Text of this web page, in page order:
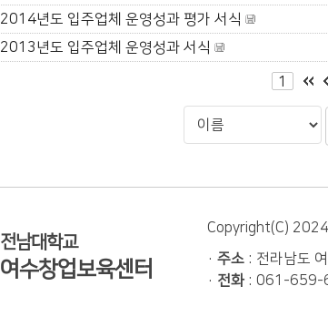
2014년도 입주업체 운영성과 평가 서식
2013년도 입주업체 운영성과 서식
1
전남대학교
여수창업보육센터
Copyright(C)
· 주소 : 전라남도
· 전화 : 061-